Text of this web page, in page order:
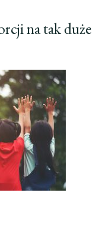
na tak duże